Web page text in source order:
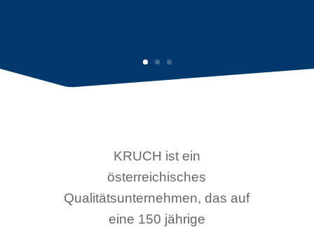
KRUCH ist ein
österreichisches
Qualitätsunternehmen, das auf
eine 150 jährige